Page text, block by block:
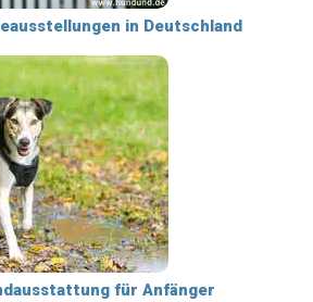
in Deutschland
für Anfänger